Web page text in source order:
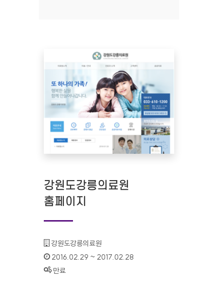
강원도강릉의료원
홈페이지
기관명 :
강원도강릉의료원
인증기간 :
2016.02.29 ~ 2017.02.28
상태 :
만료